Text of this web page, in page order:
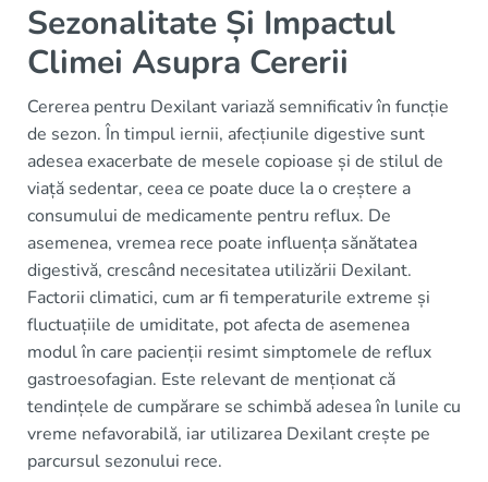
Sezonalitate Și Impactul
Climei Asupra Cererii
Cererea pentru Dexilant variază semnificativ în funcție
de sezon. În timpul iernii, afecțiunile digestive sunt
adesea exacerbate de mesele copioase și de stilul de
viață sedentar, ceea ce poate duce la o creștere a
consumului de medicamente pentru reflux. De
asemenea, vremea rece poate influența sănătatea
digestivă, crescând necesitatea utilizării Dexilant.
Factorii climatici, cum ar fi temperaturile extreme și
fluctuațiile de umiditate, pot afecta de asemenea
modul în care pacienții resimt simptomele de reflux
gastroesofagian. Este relevant de menționat că
tendințele de cumpărare se schimbă adesea în lunile cu
vreme nefavorabilă, iar utilizarea Dexilant crește pe
parcursul sezonului rece.